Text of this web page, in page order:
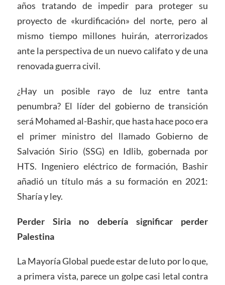
años tratando de impedir para proteger su
proyecto de «kurdificación» del norte, pero al
mismo tiempo millones huirán, aterrorizados
ante la perspectiva de un nuevo califato y de una
renovada guerra civil.
¿Hay un posible rayo de luz entre tanta
penumbra? El líder del gobierno de transición
será Mohamed al-Bashir, que hasta hace poco era
el primer ministro del llamado Gobierno de
Salvación Sirio (SSG) en Idlib, gobernada por
HTS. Ingeniero eléctrico de formación, Bashir
añadió un título más a su formación en 2021:
Sharía y ley.
Perder Siria no debería significar perder
Palestina
La Mayoría Global puede estar de luto por lo que,
a primera vista, parece un golpe casi letal contra